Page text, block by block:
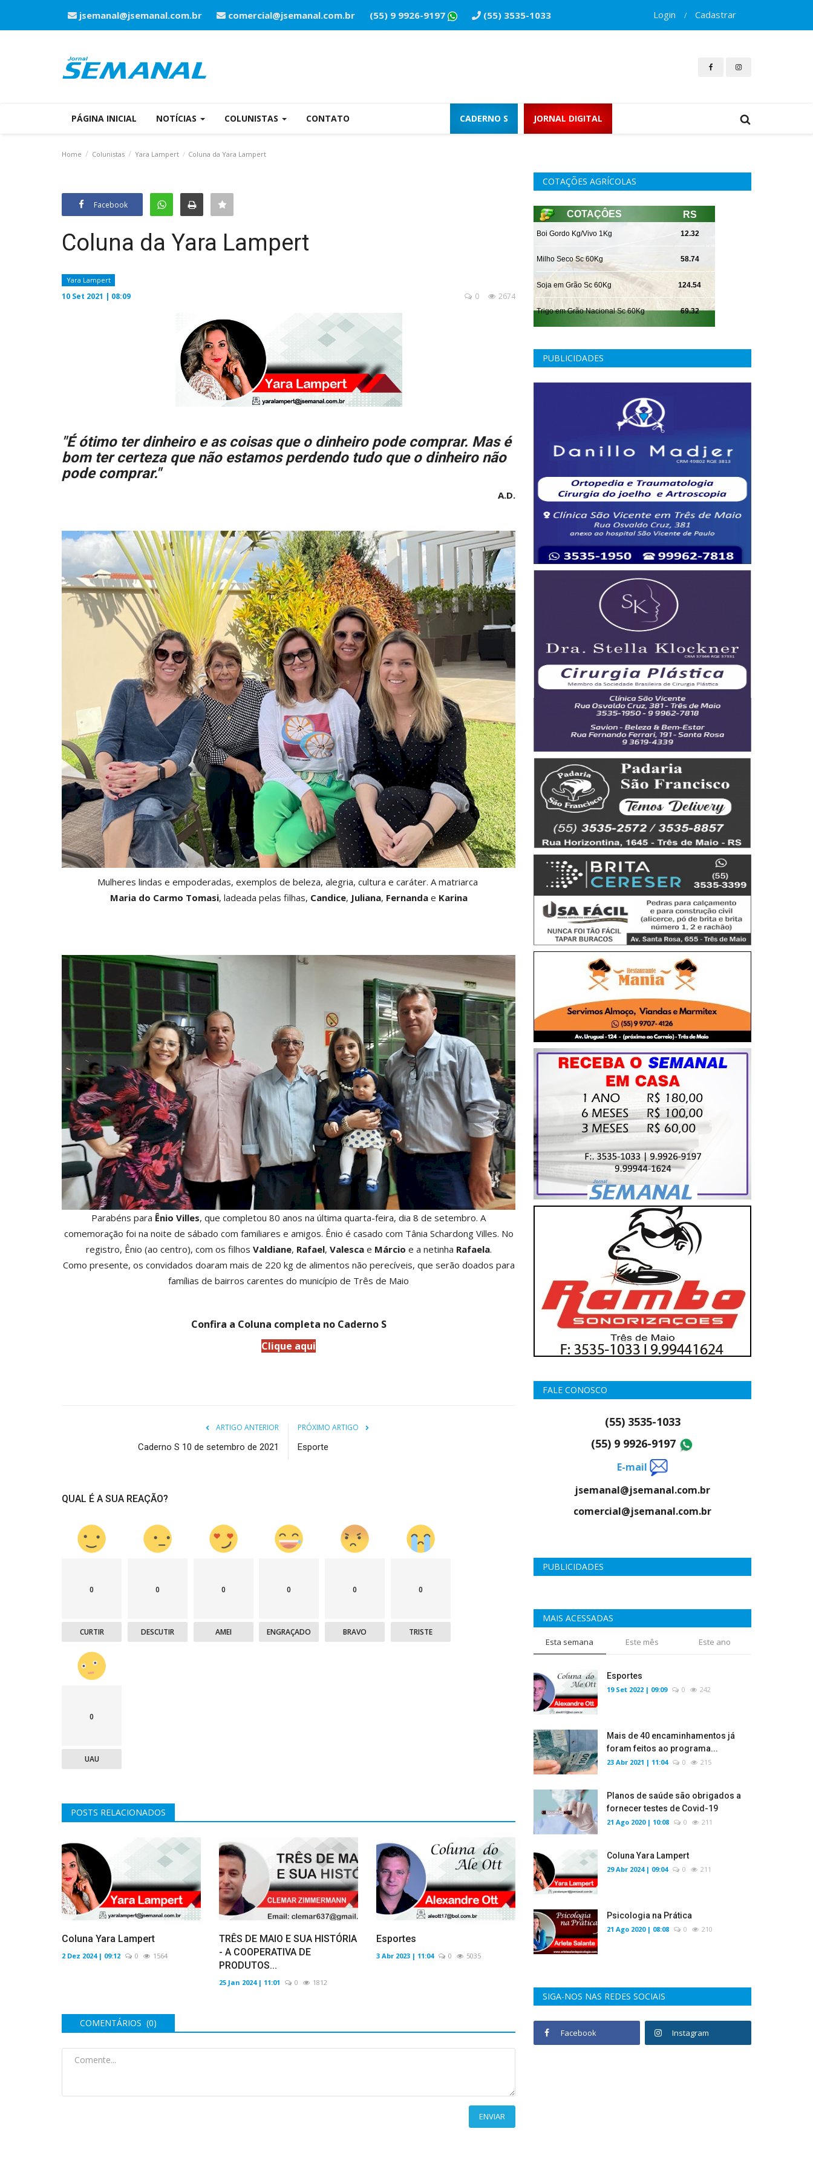
jsemanal@jsemanal.com.br comercial@jsemanal.com.br (55) 9 9926-9197 (55) 3535-1033 Login / Cadastrar
PÁGINA INICIAL NOTÍCIAS COLUNISTAS CONTATO CADERNO S JORNAL DIGITAL
Home Colunistas Yara Lampert Coluna da Yara Lampert
Facebook
Coluna da Yara Lampert
Yara Lampert
10 Set 2021 | 08:09 2674
0
"É ótimo ter dinheiro e as coisas que o dinheiro pode comprar. Mas é
bom ter certeza que não estamos perdendo tudo que o dinheiro não
pode comprar."
A.D.
Mulheres lindas e empoderadas, exemplos de beleza, alegria, cultura e caráter. A matriarca
Maria do Carmo Tomasi, ladeada pelas filhas, Candice, Juliana, Fernandae Karina
Parabéns para Ênio Villes, que completou 80 anos na última quarta-feira, dia 8 de setembro. A
comemoração foi na noite de sábado com familiares e amigos. Ênio é casado com Tânia Schardong Villes. No
registro, Ênio (ao centro), com os filhos Valdiane, Rafael, Valescae Márcio e a netinha Rafaela.
Como presente, os convidados doaram mais de 220 kg de alimentos não perecíveis, que serão doados para
famílias de bairros carentes do município de Três de Maio
Confira a Coluna completa no Caderno S
Clique aqui
ARTIGO ANTERIOR
Caderno S 10 de setembro de 2021
PRÓXIMO ARTIGO
Esporte
QUAL É A SUA REAÇÃO?
0
CURTIR
0
DESCUTIR
0
AMEI
0
ENGRAÇADO
0
BRAVO
0
TRISTE
0
UAU
POSTS RELACIONADOS
Coluna Yara Lampert
2 Dez 2024 | 09:12 0 1564
TRÊS DE MAIO E SUA HISTÓRIA
- A COOPERATIVA DE
PRODUTOS...
25 Jan 2024 | 11:01 0 1812
Esportes
3 Abr 2023 | 11:04 0 5035
COMENTÁRIOS (0)
ENVIAR
COTAÇÕES AGRÍCOLAS
PUBLICIDADES
FALE CONOSCO
(55) 3535-1033
(55) 9 9926-9197
E-mail
jsemanal@jsemanal.com.br
comercial@jsemanal.com.br
PUBLICIDADES
MAIS ACESSADAS
Esta semana Este mês Este ano
Esportes
19 Set 2022 | 09:09 0 242
Mais de 40 encaminhamentos já
foram feitos ao programa...
23 Abr 2021 | 11:04 0 215
Planos de saúde são obrigados a
fornecer testes de Covid-19
21 Ago 2020 | 10:08 0 211
Coluna Yara Lampert
29 Abr 2024 | 09:04 0 211
Psicologia na Prática
21 Ago 2020 | 08:08 0 210
SIGA-NOS NAS REDES SOCIAIS
Facebook Instagram